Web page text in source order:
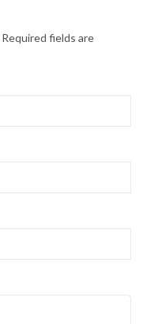
Required fields are